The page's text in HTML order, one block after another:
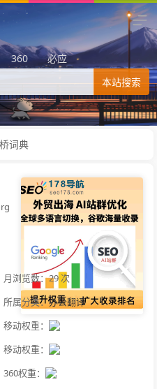
360 必应
本站搜索
词典
月浏览数：29 次
所属分类：办公翻译
移动权重：
移动权重：
360权重：